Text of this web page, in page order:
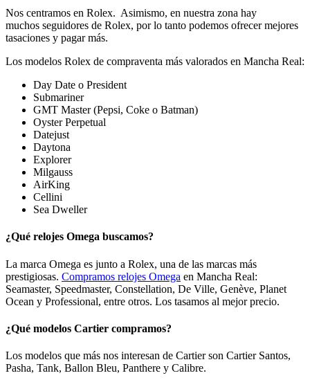
Nos centramos en Rolex. Asimismo, en nuestra zona hay
muchos seguidores de Rolex, por lo tanto podemos ofrecer mejores
tasaciones y pagar más.
Los modelos Rolex de compraventa más valorados en Mancha Real:
Day Date o President
Submariner
GMT Master (Pepsi, Coke o Batman)
Oyster Perpetual
Datejust
Daytona
Explorer
Milgauss
AirKing
Cellini
Sea Dweller
¿Qué relojes Omega buscamos?
La marca Omega es junto a Rolex, una de las marcas más
prestigiosas. Compramos relojes Omega en Mancha Real:
Seamaster, Speedmaster, Constellation, De Ville, Genève, Planet
Ocean y Professional, entre otros. Los tasamos al mejor precio.
¿Qué modelos Cartier compramos?
Los modelos que más nos interesan de Cartier son Cartier Santos,
Pasha, Tank, Ballon Bleu, Panthere y Calibre.